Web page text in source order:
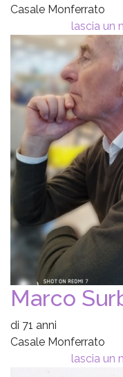
Casale Monferrato
lascia un
Marco
di 71 anni
Casale Monferrato
lascia un